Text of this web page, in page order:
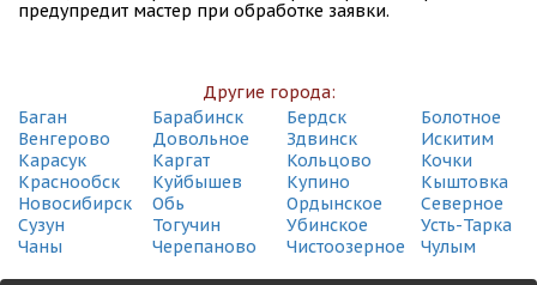
СДЭК
Омск, ул. 5 Армии, 6
(495) 128-95-59
СДЭК
Омск, ул. 50 Лет Профсоюзов, 91
предупредит мастер при обработке заявки.
Другие города:
Баган
Барабинск Бердск
Болотное
Венгерово
Довольное Здвинск
Искитим
Карасук
Каргат Кольцово
Кочки
Краснообск
Куйбышев Купино
Кыштовка
Новосибирск
Обь Ордынское
Северное
Сузун
Тогучин Убинское
Усть-Тарка
Чаны
Черепаново Чистоозерное Чулым